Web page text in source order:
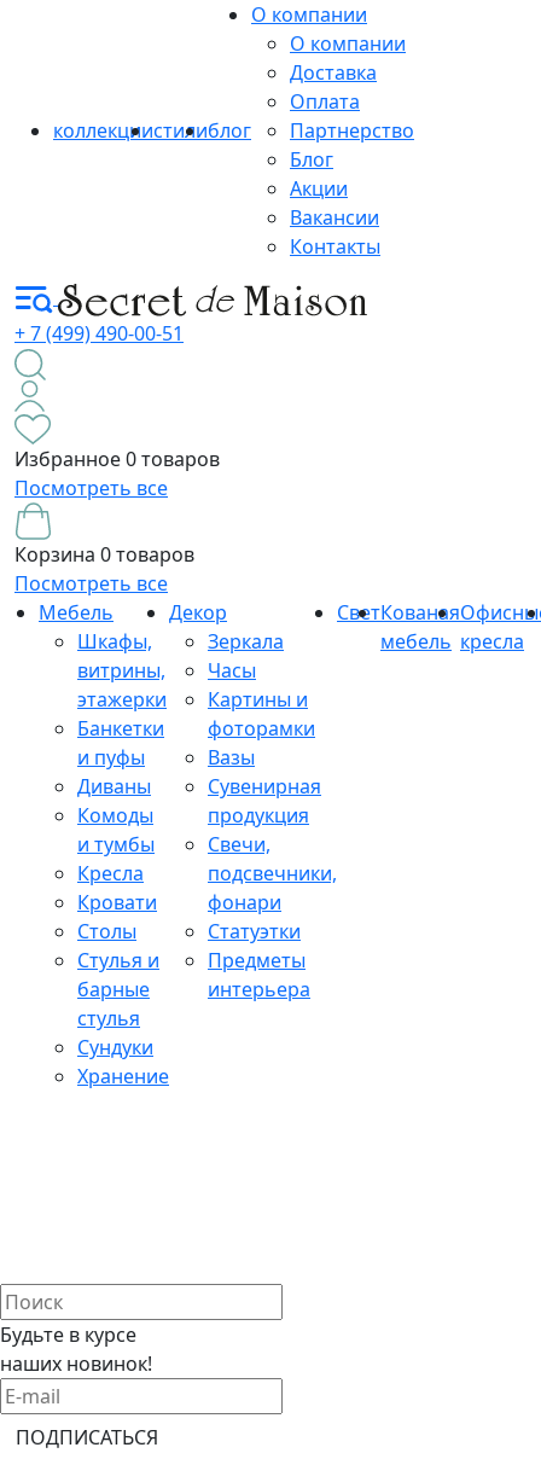
коллекциистилиблог
О компании
О компании
Доставка
Оплата
Партнерство
Блог
Акции
Вакансии
Контакты
+ 7 (499) 490-00-51
Избранное0 товаров
Посмотреть все
Корзина 0 товаров
Посмотреть все
Мебель
Шкафы,
витрины,
этажерки
Банкетки
и пуфы
Диваны
Комоды
и тумбы
Кресла
Кровати
Столы
Стулья и
барные
стулья
Сундуки
Хранение
Декор
Зеркала
Часы
Картины и
фоторамки
Вазы
Сувенирная
продукция
Свечи,
подсвечники,
фонари
Статуэтки
Предметы
интерьера
СветКованая
мебель кресла
Будьте в курсе
наших новинок!
ПОДПИСАТЬСЯ